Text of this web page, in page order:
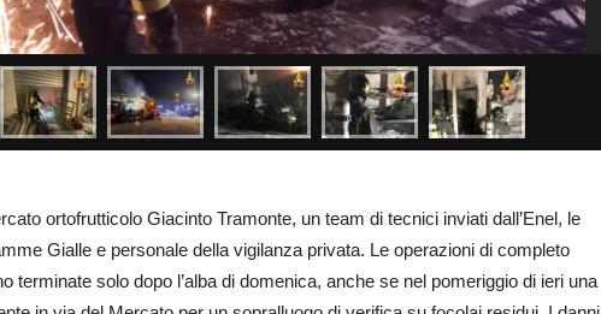
ortofrutticolo Giacinto Tramonte, un team di tecnici inviati dall’Enel, le
Gialle e personale della vigilanza privata. Le operazioni di completo
terminate solo dopo l’alba di domenica, anche se nel pomeriggio di ieri una